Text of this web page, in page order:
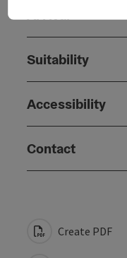
Arrival
Suitability
Accessibility
Contact
Create PDF